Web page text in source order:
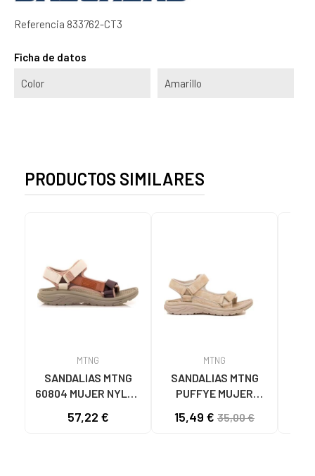
Referencia 833762-CT3
Ficha de datos
Color Amarillo
PRODUCTOS SIMILARES
MTNG
SANDALIAS MTNG
60804 MUJER NYLON
TAUPE C59615 - -
57,22 €
MTNG
SANDALIAS MTNG
PUFFYE MUJER
C60056 C60056 -
15,49 € 35,00 €